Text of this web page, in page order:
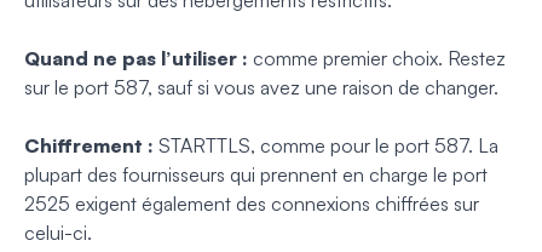
Quand ne pas l’utiliser : comme premier choix. Restez
sur le port 587, sauf si vous avez une raison de changer.
Chiffrement : STARTTLS, comme pour le port 587. La
plupart des fournisseurs qui prennent en charge le port
2525 exigent également des connexions chiffrées sur
celui-ci.